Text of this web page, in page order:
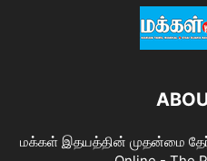
மக்கள் இதயத்தின் முதன்மை